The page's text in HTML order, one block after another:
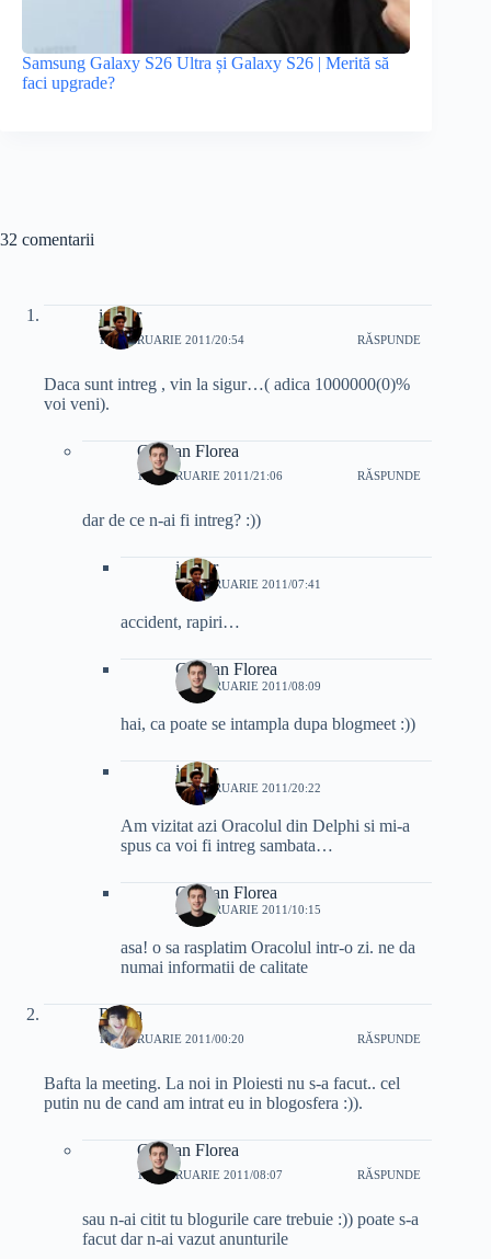
Samsung Galaxy S26 Ultra și Galaxy S26 | Merită să
faci upgrade?
32 comentarii
i4ever
18 FEBRUARIE 2011/20:54 RĂSPUNDE
Daca sunt intreg , vin la sigur…( adica 1000000(0)%
voi veni).
Cristian Florea
18 FEBRUARIE 2011/21:06 RĂSPUNDE
dar de ce n-ai fi intreg? :))
i4ever
19 FEBRUARIE 2011/07:41
accident, rapiri…
Cristian Florea
19 FEBRUARIE 2011/08:09
hai, ca poate se intampla dupa blogmeet :))
i4ever
19 FEBRUARIE 2011/20:22
Am vizitat azi Oracolul din Delphi si mi-a
spus ca voi fi intreg sambata…
Cristian Florea
20 FEBRUARIE 2011/10:15
asa! o sa rasplatim Oracolul intr-o zi. ne da
numai informatii de calitate
Razna
19 FEBRUARIE 2011/00:20 RĂSPUNDE
Bafta la meeting. La noi in Ploiesti nu s-a facut.. cel
putin nu de cand am intrat eu in blogosfera :)).
Cristian Florea
19 FEBRUARIE 2011/08:07 RĂSPUNDE
sau n-ai citit tu blogurile care trebuie :)) poate s-a
facut dar n-ai vazut anunturile